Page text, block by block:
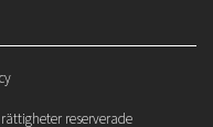
reserverade